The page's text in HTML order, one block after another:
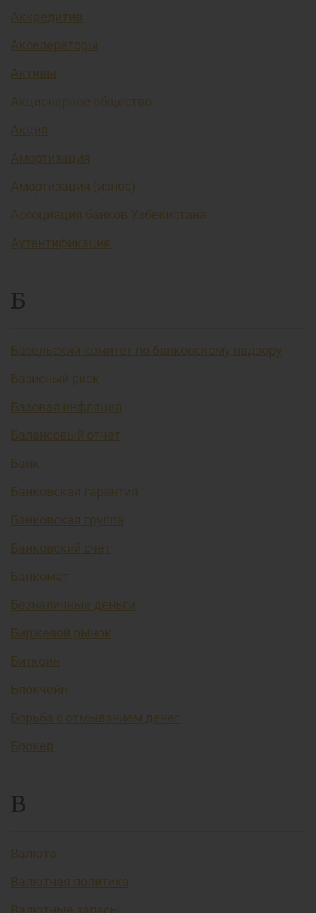
Аккредитив
Акселераторы
Активы
Акционерное общество
Акция
Амортизация
Амортизация (износ)
Ассоциация банков Узбекистана
Аутентификация
Б
Базельский комитет по банковскому надзору
Базисный риск
Базовая инфляция
Балансовый отчет
Банк
Банковская гарантия
Банковская группа
Банковский счет
Банкомат
Безналичные деньги
Биржевой рынок
Биткоин
Блокчейн
Борьба с отмыванием денег
Брокер
В
Валюта
Валютная политика
Валютные запасы